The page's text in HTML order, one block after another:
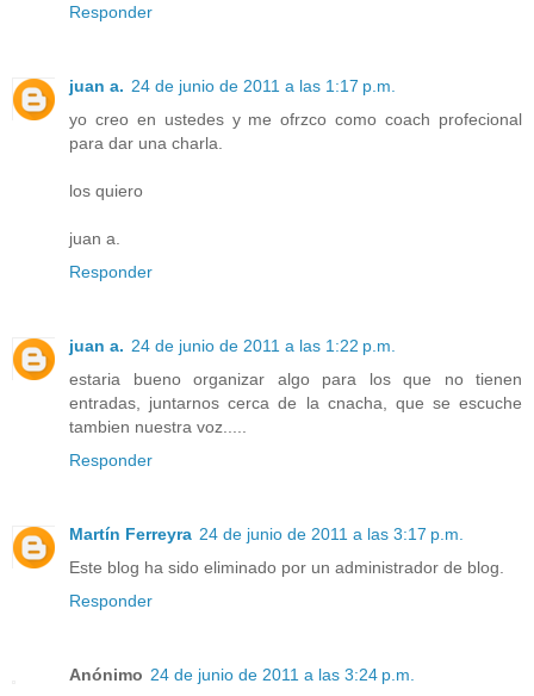
Responder
juan a. 24 de junio de 2011 a las 1:17 p.m.
yo creo en ustedes y me ofrzco como coach profecional
para dar una charla.
los quiero
juan a.
Responder
juan a. 24 de junio de 2011 a las 1:22 p.m.
estaria bueno organizar algo para los que no tienen
entradas, juntarnos cerca de la cnacha, que se escuche
tambien nuestra voz.....
Responder
Martín Ferreyra 24 de junio de 2011 a las 3:17 p.m.
Este blog ha sido eliminado por un administrador de blog.
Responder
Anónimo 24 de junio de 2011 a las 3:24 p.m.